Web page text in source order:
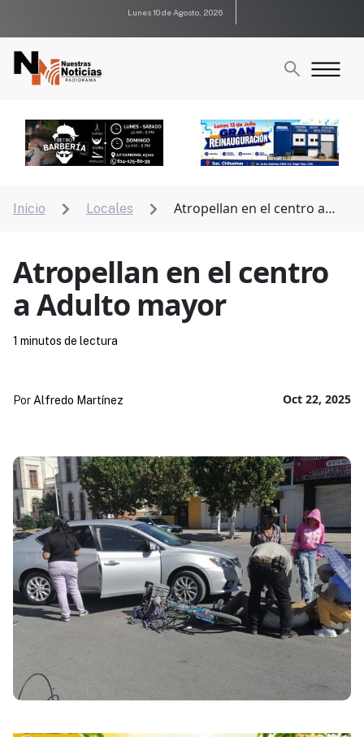
Lunes 10 de Agosto, 2026
Inicio  Locales 
Atropellan en el centro a
Atropellan en el centro
a Adulto mayor
Oct 22, 2025
Por Alfredo Martínez
1 minutos de lectura